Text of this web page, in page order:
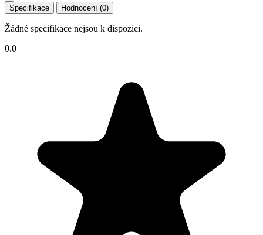
Specifikace Hodnocení (0)
Žádné specifikace nejsou k dispozici.
0.0